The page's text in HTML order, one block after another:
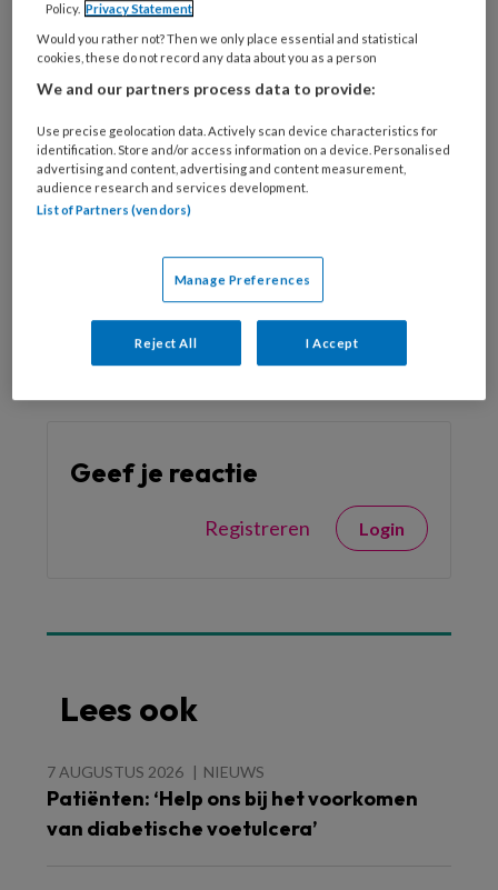
Bekijk de mogelijkheden
Al abonnee?Log dan in
Reageer op dit artikel Deel dit artikel
Geef je reactie
Registreren Login
Lees ook
7 AUGUSTUS 2026 NIEUWS
Patiënten: ‘Help ons bij het voorkomen
van diabetische voetulcera’
Policy. Privacy Statement
Would you rather not? Then we only place essential and statistical
cookies, these do not record any data about you as a person
We and our partners process data to provide:
Use precise geolocation data. Actively scan device characteristics for
identification. Store and/or access information on a device. Personalised
advertising and content, advertising and content measurement,
audience research and services development.
List of Partners (vendors)
Manage Preferences
Reject All I Accept